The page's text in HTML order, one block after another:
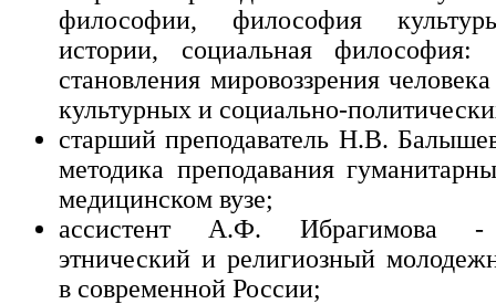
философии, философия
истории, социальная философия:
становления мировоззрения
культурных и социально-
старший преподаватель Н.В.
методика преподавания
медицинском вузе;
ассистент А.Ф. Ибрагимова -
этнический и религиозный
в современной России;